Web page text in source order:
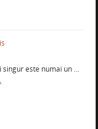
singur este numai un …